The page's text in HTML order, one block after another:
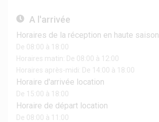
A l'arrivée
Horaires de la réception en haute saison
De 08:00 à 18:00
Horaires matin: De 08:00 à 12:00
Horaires après-midi: De 14:00 à 18:00
Horaire d'arrivée location
De 15:00 à 18:00
Horaire de départ location
De 08:00 à 11:00